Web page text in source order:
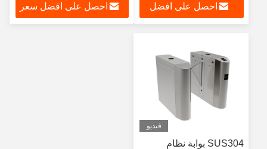
احصل على افضل احصل على افضل سعر
فيديو
SUS304 بوابة نظام